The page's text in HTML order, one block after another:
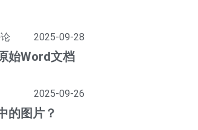
2025-09-28
始Word文档
2025-09-26
的图片？